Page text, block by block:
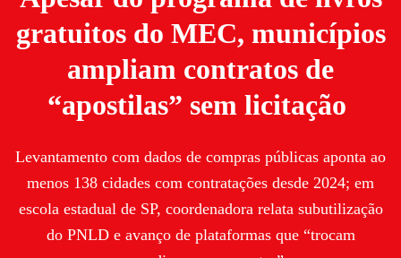
gratuitos do MEC, municípios
ampliam contratos de
“apostilas” sem licitação
Levantamento com dados de compras públicas aponta ao
menos 138 cidades com contratações desde 2024; em
escola estadual de SP, coordenadora relata subutilização
do PNLD e avanço de plataformas que “trocam